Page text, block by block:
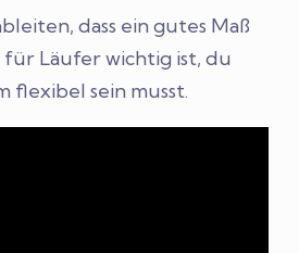
dass ein gutes Maß
Läufer wichtig ist, du
flexibel sein musst.